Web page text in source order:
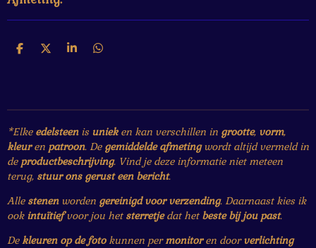
D
D
S
D
*Elke edelsteenis unieken kan verschillen in grootte, vorm,
kleuren patroon. De gemiddelde afmetingwordt altijd vermeld in
de productbeschrijving. Vind je deze informatie niet meteen
terug, stuur ons gerust een bericht.
Alle stenenworden gereinigd voor verzending. Daarnaast kies ik
ook intuïtiefvoor jou het sterretjedat het beste bij jou past.
Dekleuren op de fotokunnen permonitoren doorverlichting